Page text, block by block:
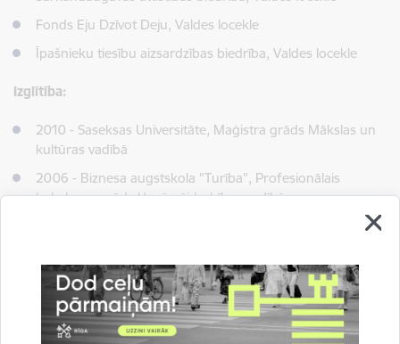
Fonds Eju Dzīvot Deju, Valdes locekle
Īpašnieku tiesību aizsardzības biedrība, Valdes locekle
Izglītība:
2010 - Saseksas Universitāte, Maģistra grāds Mākslas un
kultūras vadībā
2006 - Biznesa augstskola "Turība", Profesionālais
bakalaura grāds Uzņēmējdarbības vadībā
Drukāt lapu